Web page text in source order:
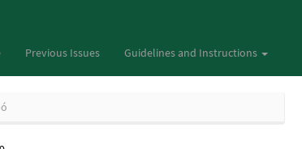
Previous Issues Guidelines and Instructions